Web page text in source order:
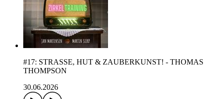
#17: STRASSE, HUT & ZAUBERKUNST! - THOMAS
THOMPSON
30.06.2026